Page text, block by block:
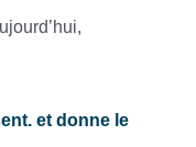
et donne le